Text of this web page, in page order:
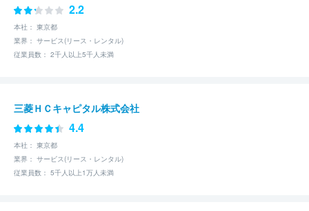
2.2
本社： 東京都
業界： サービス(リース・レンタル)
従業員数： 2千人以上5千人未満
三菱ＨＣキャピタル株式会社
4.4
本社： 東京都
業界： サービス(リース・レンタル)
従業員数： 5千人以上1万人未満